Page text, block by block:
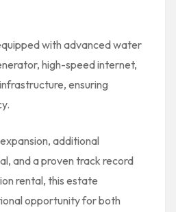
with advanced water
high-speed internet,
ensuring
additional
and a proven track record
rental, this estate
opportunity for both